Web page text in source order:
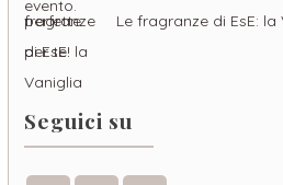
Le fragranze di EsE: la
Seguici su